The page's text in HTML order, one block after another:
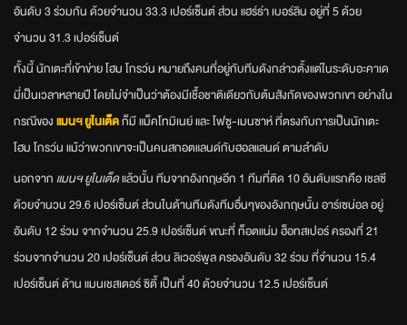
อันดับ 3 ร่วมกัน ด้วยจำนวน 33.3 เปอร์เซ็นต์ ส่วน แฮร์ธ่า เบอร์ลิน อยู่ที่ 5 ด้วย
จำนวน 31.3 เปอร์เซ็นต์
ทั้งนี้ นักเตะที่เข้าข่าย โฮม โกรว์น หมายถึงคนที่อยู่กับทีมดังกล่าวตั้งแต่ในระดับอะคาเด
มี่เป็นเวลาหลายปี โดยไม่จำเป็นว่าต้องมีเชื้อชาติเดียวกับต้นสังกัดของพวกเขา อย่างใน
กรณีของแมนฯ ยูไนเต็ดก็มี แม็คโทมิเนย์ และ โฟซู-เมนซาห์ ที่ตรงกับการเป็นนักเตะ
โฮม โกรว์น แม้ว่าพวกเขาจะเป็นคนสกอตแลนด์กับฮอลแลนด์ ตามลำดับ
นอกจากแมนฯ ยูไนเต็ดแล้วนั้น ทีมจากอังกฤษอีก 1 ทีมที่ติด 10 อันดับแรกคือ เชลซี
ด้วยจำนวน 29.6 เปอร์เซ็นต์ ส่วนในด้านทีมดังทีมอื่นๆของอังกฤษนั้น อาร์เซน่อล อยู่
อันดับ 12 ร่วม จากจำนวน 25.9 เปอร์เซ็นต์ ขณะที่ ท็อตแน่ม ฮ็อทสเปอร์ ครองที่ 21
ร่วมจากจำนวน 20 เปอร์เซ็นต์ ส่วน ลิเวอร์พูล ครองอันดับ 32 ร่วม ที่จำนวน 15.4
เปอร์เซ็นต์ ด้าน แมนเชสเตอร์ ซิตี้ เป็นที่ 40 ด้วยจำนวน 12.5 เปอร์เซ็นต์